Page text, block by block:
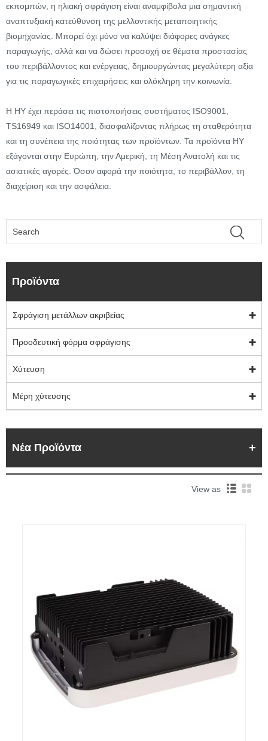
εκπομπών, η ηλιακή σφράγιση είναι αναμφίβολα μια σημαντική
αναπτυξιακή κατεύθυνση της μελλοντικής μεταποιητικής
βιομηχανίας. Μπορεί όχι μόνο να καλύψει διάφορες ανάγκες
παραγωγής, αλλά και να δώσει προσοχή σε θέματα προστασίας
του περιβάλλοντος και ενέργειας, δημιουργώντας μεγαλύτερη αξία
για τις παραγωγικές επιχειρήσεις και ολόκληρη την κοινωνία.
Η HY έχει περάσει τις πιστοποιήσεις συστήματος ISO9001,
TS16949 και ISO14001, διασφαλίζοντας πλήρως τη σταθερότητα
και τη συνέπεια της ποιότητας των προϊόντων. Τα προϊόντα HY
εξάγονται στην Ευρώπη, την Αμερική, τη Μέση Ανατολή και τις
ασιατικές αγορές. Όσον αφορά την ποιότητα, το περιβάλλον, τη
διαχείριση και την ασφάλεια.
Προϊόντα
Σφράγιση μετάλλων ακριβείας
Προοδευτική φόρμα σφράγισης
Χύτευση
Μέρη χύτευσης
Νέα Προϊόντα
View as